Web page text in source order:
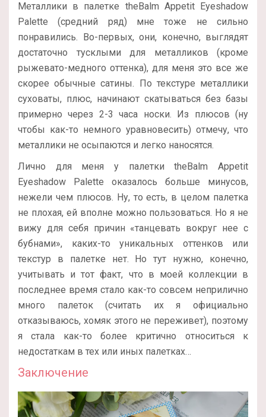
Металлики в палетке theBalm Appetit Eyeshadow
Palette (средний ряд) мне тоже не сильно
понравились. Во-первых, они, конечно, выглядят
достаточно тусклыми для металликов (кроме
рыжевато-медного оттенка), для меня это все же
скорее обычные сатины. По текстуре металлики
суховаты, плюс, начинают скатываться без базы
примерно через 2-3 часа носки. Из плюсов (ну
чтобы как-то немного уравновесить) отмечу, что
металлики не осыпаются и легко наносятся.
Лично для меня у палетки theBalm Appetit
Eyeshadow Palette оказалось больше минусов,
нежели чем плюсов. Ну, то есть, в целом палетка
не плохая, ей вполне можно пользоваться. Но я не
вижу для себя причин «танцевать вокруг нее с
бубнами», каких-то уникальных оттенков или
текстур в палетке нет. Но тут нужно, конечно,
учитывать и тот факт, что в моей коллекции в
последнее время стало как-то совсем неприлично
много палеток (считать их я официально
отказываюсь, хомяк этого не переживет), поэтому
я стала как-то более критично относиться к
недостаткам в тех или иных палетках…
Заключение